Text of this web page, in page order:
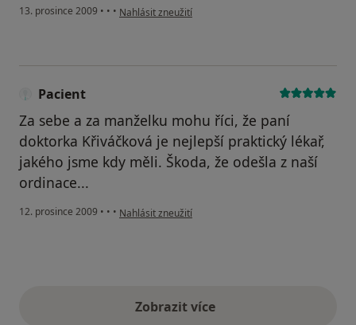
13. prosince 2009 • • • podle názoru uživatele Váš účet byl odstraněn
Nahlásit zneužití
Pacient
Za sebe a za manželku mohu říci, že paní
doktorka Křiváčková je nejlepší praktický lékař,
jakého jsme kdy měli. Škoda, že odešla z naší
ordinace...
12. prosince 2009 • • • podle názoru uživatele Pacient
Nahlásit zneužití
Zobrazit vícevýše uvedené názory